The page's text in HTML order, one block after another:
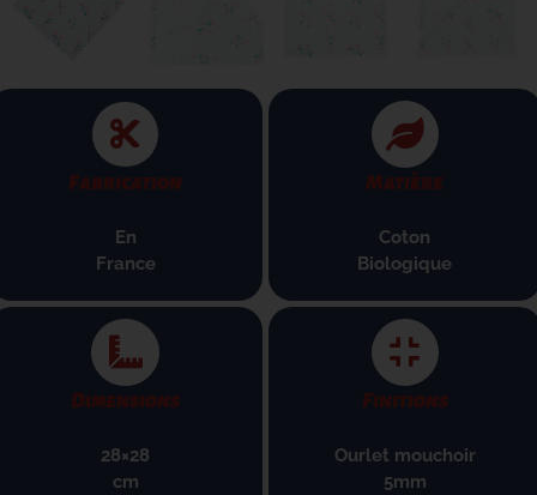
Fabrication
En
France
Matière
Coton
Biologique
Dimensions
28×28
cm
Finitions
Ourlet mouchoir
5mm